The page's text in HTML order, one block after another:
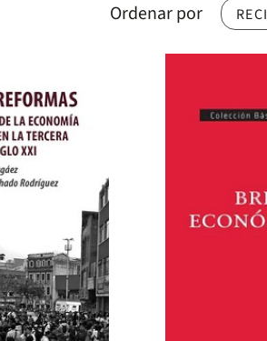
Ordenar por